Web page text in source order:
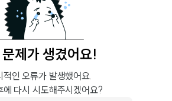
제가 생겼어요!
적인 오류가 발생했어요.
에 다시 시도해주시겠어요?